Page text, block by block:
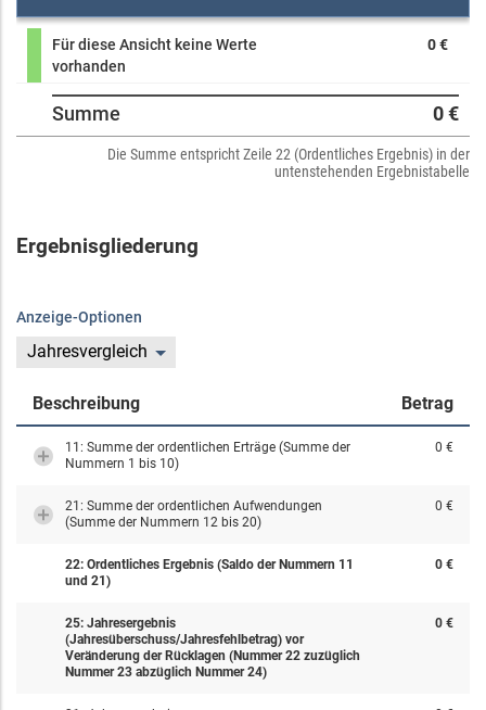
Für diese Ansicht keine Werte
vorhanden
0 €
Summe 0 €
Die Summe entspricht Zeile 22 (Ordentliches Ergebnis) in der
untenstehenden Ergebnistabelle
Ergebnisgliederung
Anzeige-Optionen
Jahresvergleich
Beschreibung Betrag
11: Summe der ordentlichen Erträge (Summe der
Nummern 1 bis 10)
0 €
21: Summe der ordentlichen Aufwendungen
(Summe der Nummern 12 bis 20)
0 €
22: Ordentliches Ergebnis (Saldo der Nummern 11
und 21)
0 €
25: Jahresergebnis
(Jahresüberschuss/Jahresfehlbetrag) vor
Veränderung der Rücklagen (Nummer 22 zuzüglich
Nummer 23 abzüglich Nummer 24)
0 €